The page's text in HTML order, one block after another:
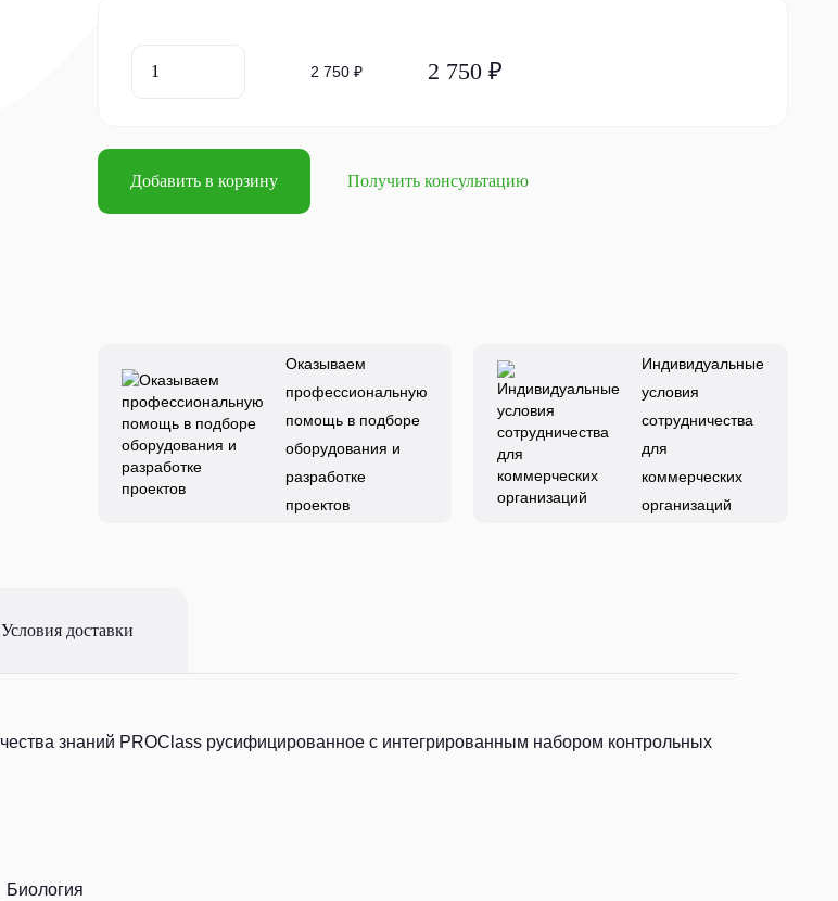
2 750 ₽ 2 750 ₽
Добавить в корзину Получить консультацию
Оказываем
профессиональную
помощь в подборе
оборудования и
разработке
проектов
Индивидуальные
условия
сотрудничества
для
коммерческих
организаций
Условия доставки
знаний PROСlass русифицированное с интегрированным набором контрольных
Биология